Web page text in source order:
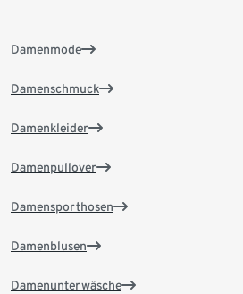
Damenmode
Damenschmuck
Damenkleider
Damenpullover
Damensporthosen
Damenblusen
Damenunterwäsche